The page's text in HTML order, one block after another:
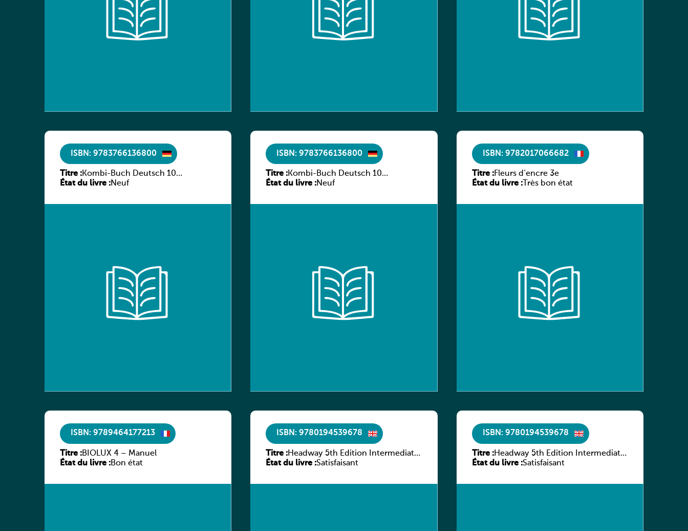
ISBN: 9783766136800
Titre :Kombi-Buch Deutsch 10
Arbeitsheft
État du livre :Neuf
ISBN: 9783766136800
Titre :Kombi-Buch Deutsch 10
Arbeitsheft
État du livre :Neuf
ISBN: 9782017066682
Titre :Fleurs d’encre 3e
État du livre :Très bon état
ISBN: 9789464177213
Titre :BIOLUX 4 – Manuel
État du livre :Bon état
ISBN: 9780194539678
Titre :Headway 5th Edition Intermediate
Workbook without key
État du livre :Satisfaisant
ISBN: 9780194539678
Titre :Headway 5th Edition Intermediate
Workbook without key
État du livre :Satisfaisant